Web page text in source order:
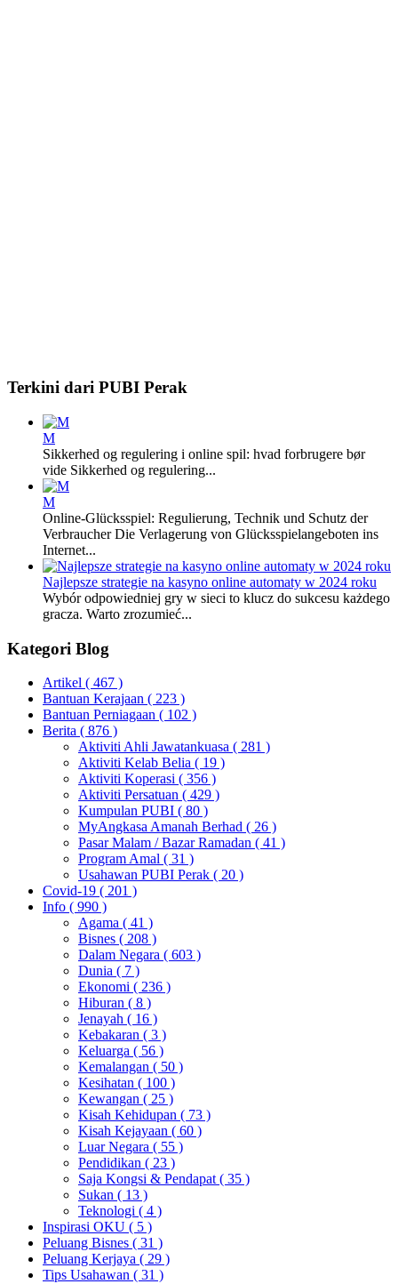
Terkini dari PUBI Perak
M
Sikkerhed og regulering i online spil: hvad forbrugere bør
vide Sikkerhed og regulering...
M
Online-Glücksspiel: Regulierung, Technik und Schutz der
Verbraucher Die Verlagerung von Glücksspielangeboten ins
Internet...
Najlepsze strategie na kasyno online automaty w 2024 roku
Wybór odpowiedniej gry w sieci to klucz do sukcesu każdego
gracza. Warto zrozumieć...
Kategori Blog
Artikel ( 467 )
Bantuan Kerajaan ( 223 )
Bantuan Perniagaan ( 102 )
Berita ( 876 )
Aktiviti Ahli Jawatankuasa ( 281 )
Aktiviti Kelab Belia ( 19 )
Aktiviti Koperasi ( 356 )
Aktiviti Persatuan ( 429 )
Kumpulan PUBI ( 80 )
MyAngkasa Amanah Berhad ( 26 )
Pasar Malam / Bazar Ramadan ( 41 )
Program Amal ( 31 )
Usahawan PUBI Perak ( 20 )
Covid-19 ( 201 )
Info ( 990 )
Agama ( 41 )
Bisnes ( 208 )
Dalam Negara ( 603 )
Dunia ( 7 )
Ekonomi ( 236 )
Hiburan ( 8 )
Jenayah ( 16 )
Kebakaran ( 3 )
Keluarga ( 56 )
Kemalangan ( 50 )
Kesihatan ( 100 )
Kewangan ( 25 )
Kisah Kehidupan ( 73 )
Kisah Kejayaan ( 60 )
Luar Negara ( 55 )
Pendidikan ( 23 )
Saja Kongsi & Pendapat( 35 )
Sukan ( 13 )
Teknologi ( 4 )
Inspirasi OKU ( 5 )
Peluang Bisnes ( 31 )
Peluang Kerjaya ( 29 )
Tips Usahawan ( 31 )